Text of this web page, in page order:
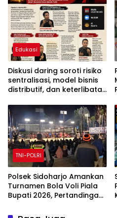
Ajaran 2026/2027
Edukasi
Diskusi daring soroti risiko
sentralisasi, model bisnis
distributif, dan keterlibatan
Desa Merah Putih
TNI-POLRI
Polsek Sidoharjo Amankan
Turnamen Bola Voli Piala
Bupati 2026, Pertandingan
Kondusif